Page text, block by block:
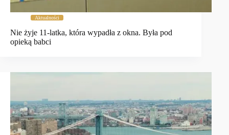
Aktualności
Nie żyje 11-latka, która wypadła z okna. Była pod
opieką babci